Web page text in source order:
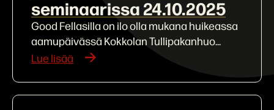
seminaarissa 24.10.2025
Good Fellasilla on ilo olla mukana huikeassa
aamupäivässä Kokkolan Tullipakanhuo...
Lue lisää